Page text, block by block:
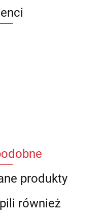
produkty
również